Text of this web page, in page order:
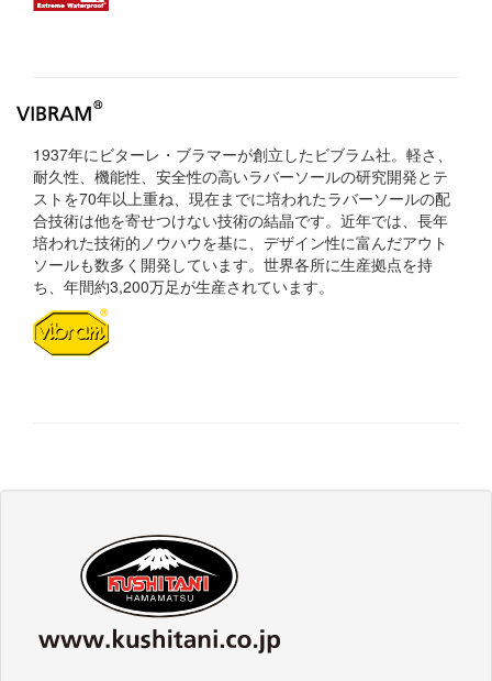
1937年にビターレ・ブラマーが創立したビブラム社。軽さ、
耐久性、機能性、安全性の高いラバーソールの研究開発とテ
ストを70年以上重ね、現在までに培われたラバーソールの配
合技術は他を寄せつけない技術の結晶です。近年では、長年
培われた技術的ノウハウを基に、デザイン性に富んだアウト
ソールも数多く開発しています。世界各所に生産拠点を持
ち、年間約3,200万足が生産されています。